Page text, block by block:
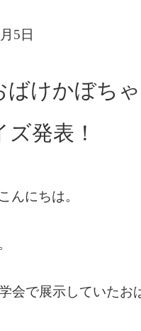
5日
ばけかぼち
発表！
んにちは。
会で展示していたお